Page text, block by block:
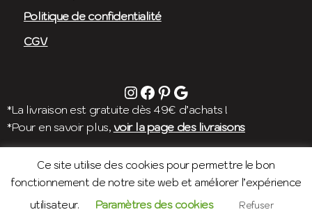
Politique de confidentialité
CGV
instagram
facebook
pinterest
avis google
*La livraison est gratuite dès 49€ d’achats !
*Pour en savoir plus, voir la page des livraisons
Ce site utilise des cookies pour permettre le bon
fonctionnement de notre site web et améliorer l’expérience
utilisateur.
Paramètres des cookies Refuser